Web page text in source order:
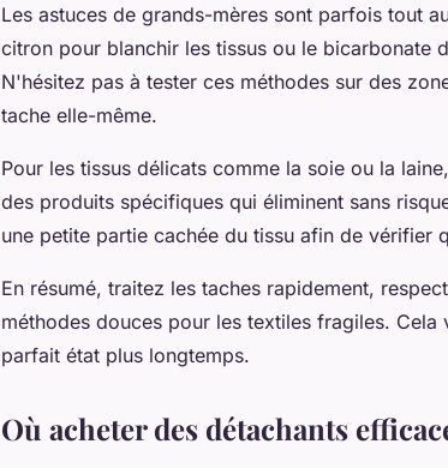
Les astuces de grands-mères sont parfois tout
citron pour blanchir les tissus ou le bicarbonate
N'hésitez pas à tester ces méthodes sur des
tache elle-même.
Pour les tissus délicats comme la soie ou la
des produits spécifiques qui éliminent sans
une petite partie cachée du tissu afin de
En résumé, traitez les taches rapidement,
méthodes douces pour les textiles fragiles.
parfait état plus longtemps.
Où acheter des détachants